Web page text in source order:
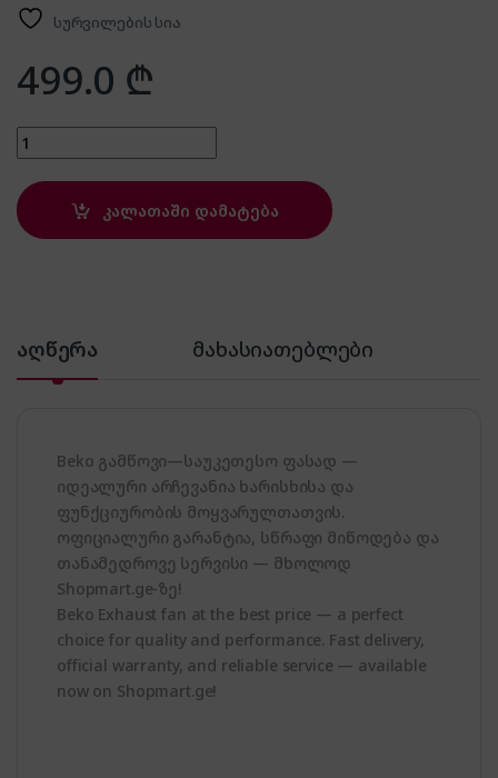
სურვილების სია
499.0 ₾
BEKO CWB 9441 WN quantity
კალათაში დამატება
აღწერა მახასიათებლები
Beko გამწოვი—საუკეთესო ფასად —
იდეალური არჩევანია ხარისხისა და
ფუნქციურობის მოყვარულთათვის.
ოფიციალური გარანტია, სწრაფი მიწოდება და
თანამედროვე სერვისი — მხოლოდ
Shopmart.ge-ზე!
Beko Exhaust fan at the best price — a perfect
choice for quality and performance. Fast delivery,
official warranty, and reliable service — available
now on Shopmart.ge!